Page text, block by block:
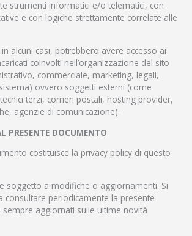
strumenti informatici e/o telematici, con
e con logiche strettamente correlate alle
alcuni casi, potrebbero avere accesso ai
coinvolti nell’organizzazione del sito
commerciale, marketing, legali,
ovvero soggetti esterni (come
terzi, corrieri postali, hosting provider,
agenzie di comunicazione).
PRESENTE DOCUMENTO
costituisce la privacy policy di questo
soggetto a modifiche o aggiornamenti. Si
consultare periodicamente la presente
sempre aggiornati sulle ultime novità